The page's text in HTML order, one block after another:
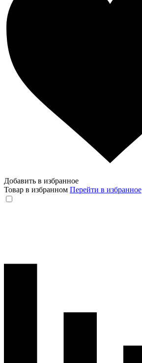
Добавить в избранное
Товар в избранном Перейти в избранное